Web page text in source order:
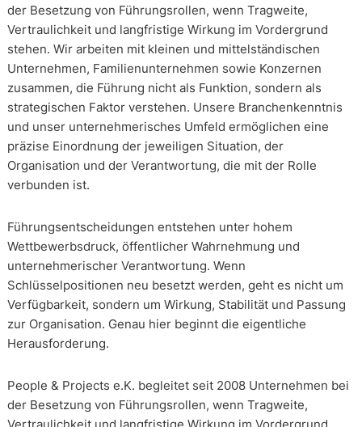
der Besetzung von Führungsrollen, wenn Tragweite,
Vertraulichkeit und langfristige Wirkung im Vordergrund
stehen. Wir arbeiten mit kleinen und mittelständischen
Unternehmen, Familienunternehmen sowie Konzernen
zusammen, die Führung nicht als Funktion, sondern als
strategischen Faktor verstehen. Unsere Branchenkenntnis
und unser unternehmerisches Umfeld ermöglichen eine
präzise Einordnung der jeweiligen Situation, der
Organisation und der Verantwortung, die mit der Rolle
verbunden ist.
Führungsentscheidungen entstehen unter hohem
Wettbewerbsdruck, öffentlicher Wahrnehmung und
unternehmerischer Verantwortung. Wenn
Schlüsselpositionen neu besetzt werden, geht es nicht um
Verfügbarkeit, sondern um Wirkung, Stabilität und Passung
zur Organisation. Genau hier beginnt die eigentliche
Herausforderung.
People & Projects e.K. begleitet seit 2008 Unternehmen bei
der Besetzung von Führungsrollen, wenn Tragweite,